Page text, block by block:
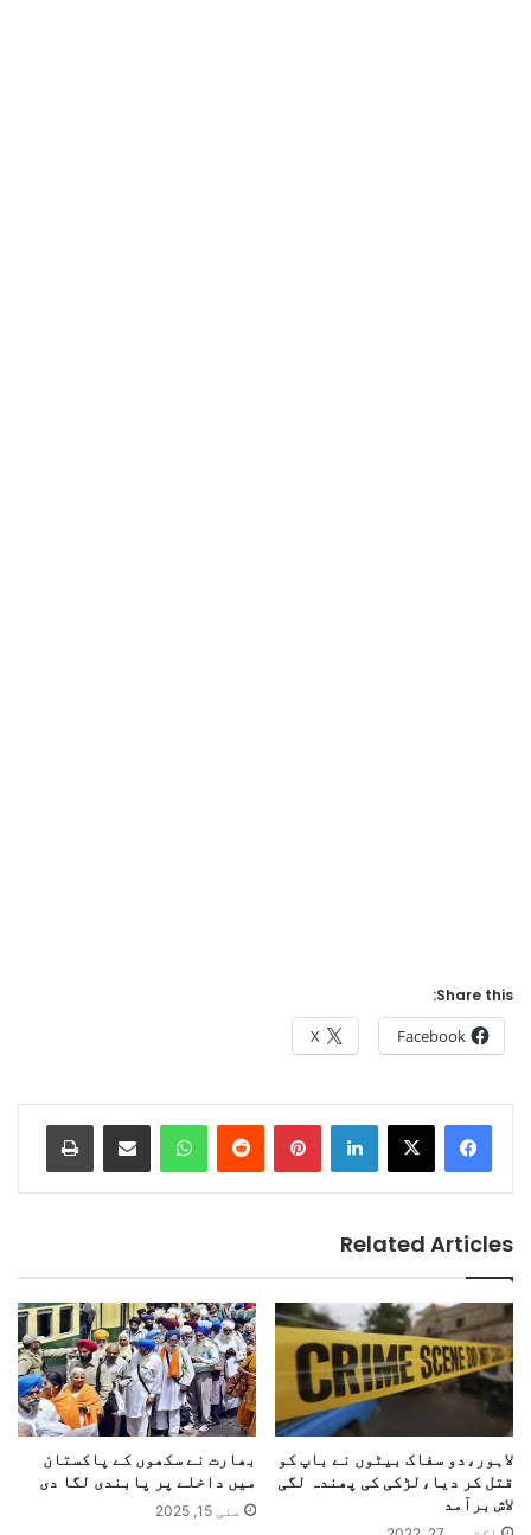
Share this:
Facebook
X
LinkedIn
Pinterest
Reddit
WhatsApp
Share via Email
Print
Related Articles
لاہور،دو سفاک بیٹوں نے باپ کو
قتل کر دیا،لڑکی کی پھندہ لگی
لاش برآمد
بھارت نے سکھوں کے پاکستان
میں داخلے پر پابندی لگا دی
مئی 15, 2025